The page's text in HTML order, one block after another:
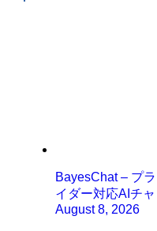
BayesChat – プ
イダー対応AIチ
August 8, 2026